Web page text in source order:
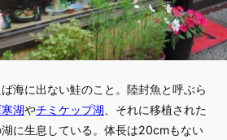
海に出ない鮭のこと。陸封魚と呼ぶら
湖やチミケップ湖 、それに移植された
に生息している。体長は20cmもない